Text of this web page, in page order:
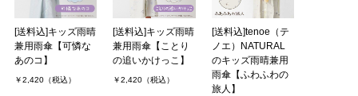
[送料込]キッズ雨晴
兼用雨傘【可憐な
あのコ】
￥2,420（税込）
[送料込]キッズ雨晴
兼用雨傘【ことり
の追いかけっこ】
￥2,420（税込）
[送料込]tenoe（テ
ノエ）NATURAL
のキッズ雨晴兼用
雨傘【ふわふわの
旅人】